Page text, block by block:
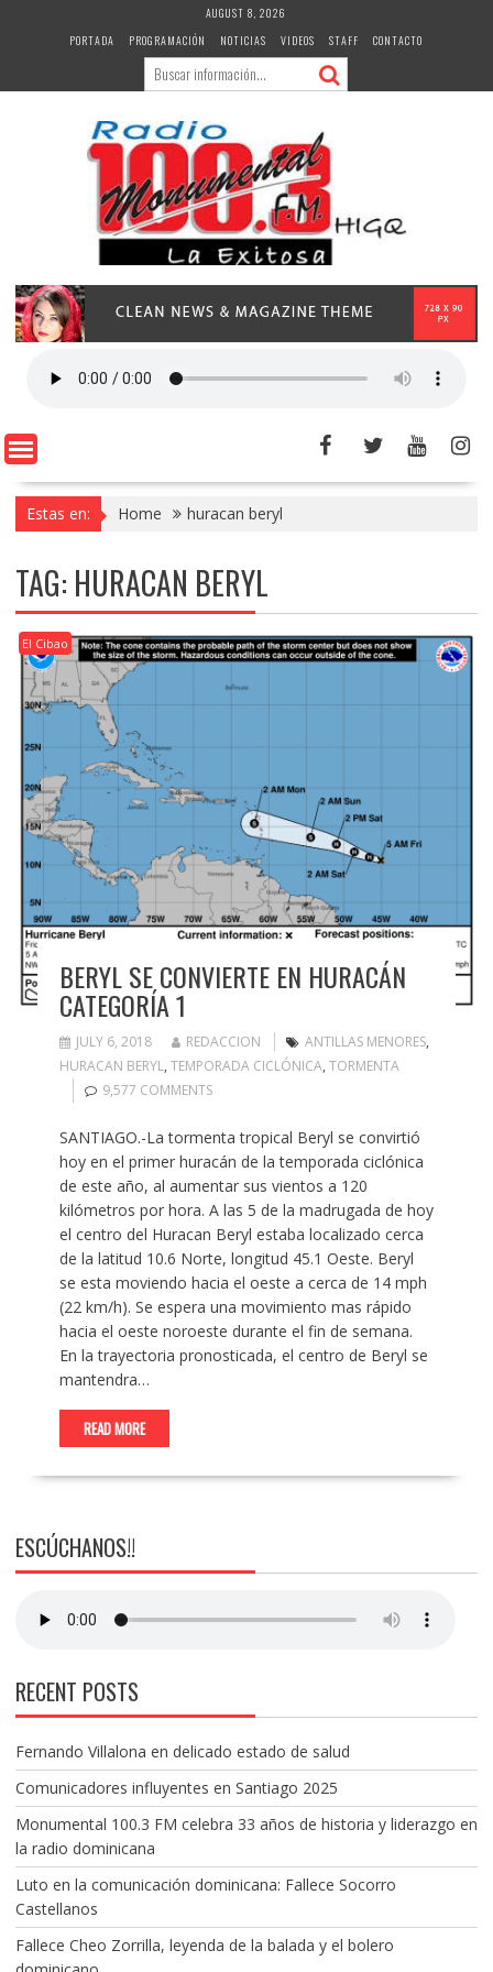
AUGUST 8, 2026
PORTADA
PROGRAMACIÓN NOTICIAS VIDEOS STAFF CONTACTO
Estas en: Home huracan beryl
TAG: HURACAN BERYL
El Cibao
BERYL SE CONVIERTE EN HURACÁN
CATEGORÍA 1
JULY 6, 2018 REDACCION ANTILLAS MENORES,
HURACAN BERYL, TEMPORADA CICLÓNICA, TORMENTA
9,577 COMMENTS
SANTIAGO.-La tormenta tropical Beryl se convirtió
hoy en el primer huracán de la temporada ciclónica
de este año, al aumentar sus vientos a 120
kilómetros por hora. A las 5 de la madrugada de hoy
el centro del Huracan Beryl estaba localizado cerca
de la latitud 10.6 Norte, longitud 45.1 Oeste. Beryl
se esta moviendo hacia el oeste a cerca de 14 mph
(22 km/h). Se espera una movimiento mas rápido
hacia el oeste noroeste durante el fin de semana.
En la trayectoria pronosticada, el centro de Beryl se
mantendra…
READ MORE
ESCÚCHANOS!!
RECENT POSTS
Fernando Villalona en delicado estado de salud
Comunicadores influyentes en Santiago 2025
Monumental 100.3 FM celebra 33 años de historia y liderazgo en
la radio dominicana
Luto en la comunicación dominicana: Fallece Socorro
Castellanos
Fallece Cheo Zorrilla, leyenda de la balada y el bolero